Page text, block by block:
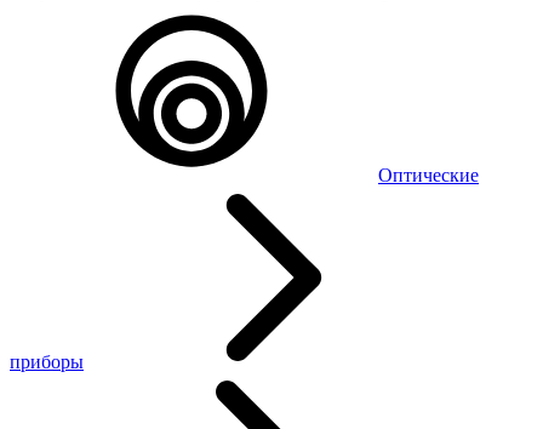
Оптические
приборы